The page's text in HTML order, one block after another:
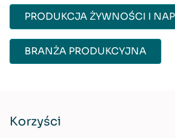
PRODUKCJA ŻYWNOŚCI I
BRANŻA PRODUKCYJNA
Korzyści